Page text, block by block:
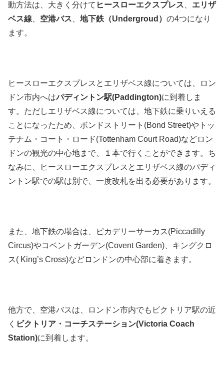
動方法は、大きく分けて ヒースローエクスプレス
エリザ
ベス線
空港バス 地下鉄（Undergroud） の4つになり
ます。
ヒースローエクスプレスとエリザベス線については、ロン
ドン市内へはパディントン駅(Paddington)に到着しま
す。ただしエリザベス線については、地下鉄に乗りいえる
ことになったため、ボンドストリート(Bond Street)やトッ
テナム・コート・ロード(Tottenham Court Road)などロン
ドンの観光の中心地まで、１本で行くことができます。ち
なみに、ヒースローエクスプレスとエリザベス線のパディ
ントン駅での駅は別で、一度改札を出る必要があります。
また、地下鉄の場合は、ピカデリーサーカス(Piccadilly
Circus)やコベントガーデン(Covent Garden)、キングクロ
ス( King’s Cross)などロンドンの中心部に着きます。
他方で、空港バスは、ロンドン市内でもビクトリア駅の近
く ビクトリア・コーチステーション(Victoria Coach
Station)に到着します。